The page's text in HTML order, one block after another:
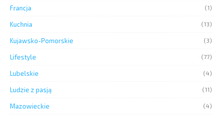
Francja (1)
Kuchnia (13)
Kujawsko-Pomorskie (3)
Lifestyle (77)
Lubelskie (4)
Ludzie z pasją (11)
Mazowieckie (4)